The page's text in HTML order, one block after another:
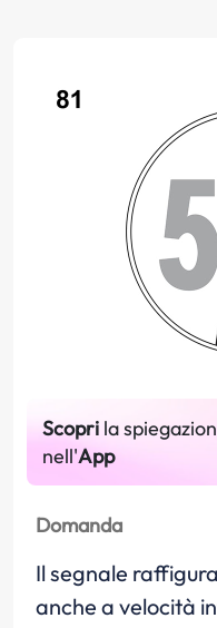
Scopri la
nell'App
Domanda
Il segnale
anche a velocità